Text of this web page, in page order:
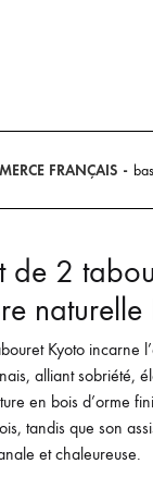
De Bureau
FRANÇAIS
de 2
Kyoto incarne
alliant sobriété,
en bois d’orme
tandis que son
et chaleureuse.